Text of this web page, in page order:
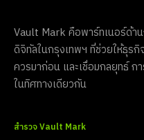
Vault Mark คือพาร์ทเนอร์ด้า
ดิจิทัลในกรุงเทพฯ ที่ช่วยให้ธุรกิ
ควรมาก่อน และเชื่อมกลยุทธ์ ก
ในทิศทางเดียวกัน
สำรวจ Vault Mark